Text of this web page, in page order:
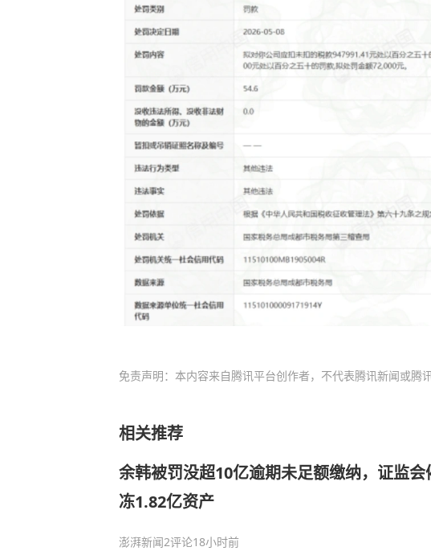
免责声明：本内容来自腾讯平台创作者，不代表腾讯新闻或腾
相关推荐
余韩被罚没超10亿逾期未足额缴纳，证监会
冻1.82亿资产
澎湃新闻2评论18小时前